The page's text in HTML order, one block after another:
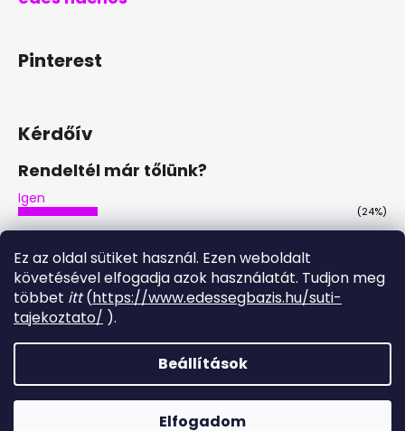
Ez az oldal sütiket használ. Ezen weboldalt
követésével elfogadja azok használatát. Tudjon meg
többet itt(https://www.edessegbazis.hu/suti-
tajekoztato/ ).
Beállítások
Elfogadom
Pinterest
Kérdőív
Rendeltél már tőlünk?
Igen
(24%)
Nem
Nem, de tervezem
(28%)
Igen, többször is
Édesség Bázis. Minden jog fenntartva.